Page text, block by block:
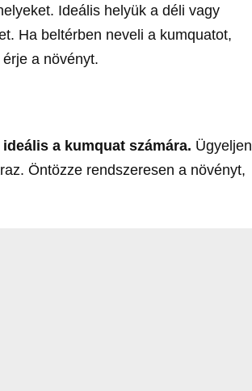
Ideális helyük a déli vagy
Ha beltérben neveli a kumquatot,
a növényt.
a kumquat számára. Ügyeljen
Öntözze rendszeresen a növényt,